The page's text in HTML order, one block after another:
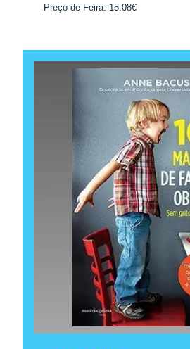
Preço de Feira: 15.08€